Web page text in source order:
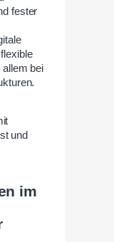
fester
bei
und
im